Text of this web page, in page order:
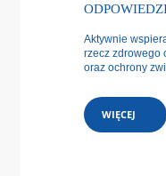
Aktywnie
rzecz zdrowego
oraz ochrony
WIĘCEJ